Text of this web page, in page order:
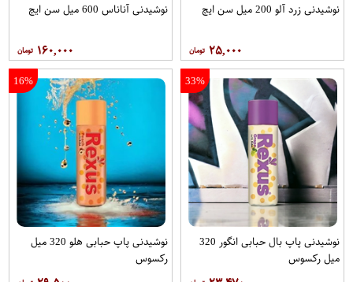
نوشیدنی زرد آلو 200 میل سن ایچ
۲۵,۰۰۰
نوشیدنی آناناس 600 میل سن ایچ
۱۶۰,۰۰۰
33%
نوشیدنی پاپ بال حبابی انگور 320
میل رکسوس
16%
نوشیدنی پاپ حبابی هلو 320 میل
رکسوس